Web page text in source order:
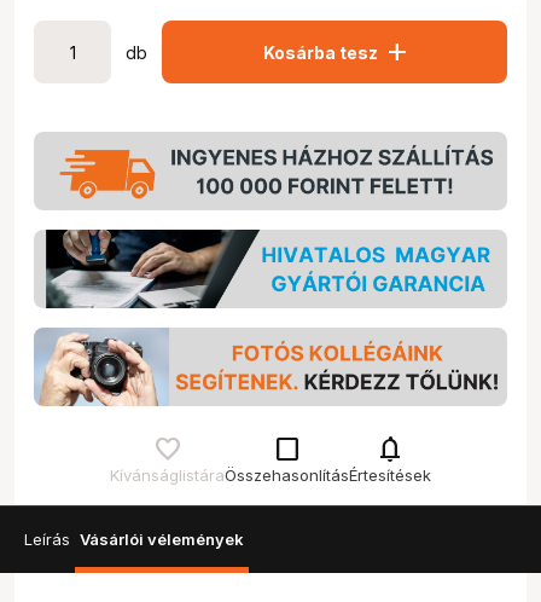
db Kosárba tesz add
Kívánságlistára
check_box_outline_blank
Összehasonlítás
notifications
Értesítések
Leírás Vásárlói vélemények